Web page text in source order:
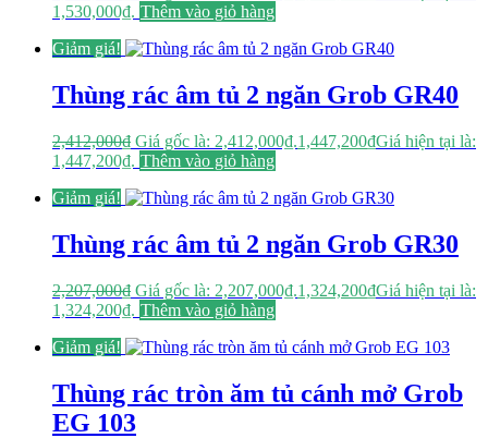
1,530,000₫. Thêm vào giỏ hàng
Giảm giá!
Thùng rác âm tủ 2 ngăn Grob GR40
2,412,000₫ Giá gốc là: 2,412,000₫.1,447,200₫Giá hiện tại là:
1,447,200₫. Thêm vào giỏ hàng
Giảm giá!
Thùng rác âm tủ 2 ngăn Grob GR30
2,207,000₫ Giá gốc là: 2,207,000₫.1,324,200₫Giá hiện tại là:
1,324,200₫. Thêm vào giỏ hàng
Giảm giá!
Thùng rác tròn ăm tủ cánh mở Grob
EG 103